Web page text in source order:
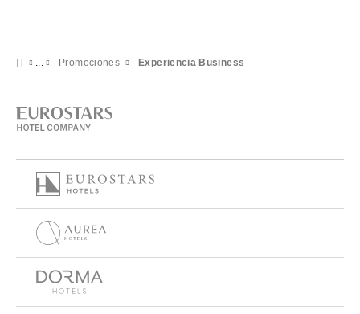
Promociones Experiencia Business